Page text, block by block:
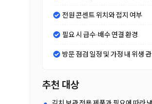
전원 콘센트 위치와 접지 여부
필요 시 급수·배수 연결 환경
방문 점검 일정 및 가정 내 위생
추천 대상